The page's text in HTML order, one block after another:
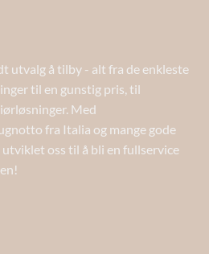
utvalg å tilby - alt fra de enkleste
til en gunstig pris, til
Med
fra Italia og mange gode
oss til å bli en fullservice